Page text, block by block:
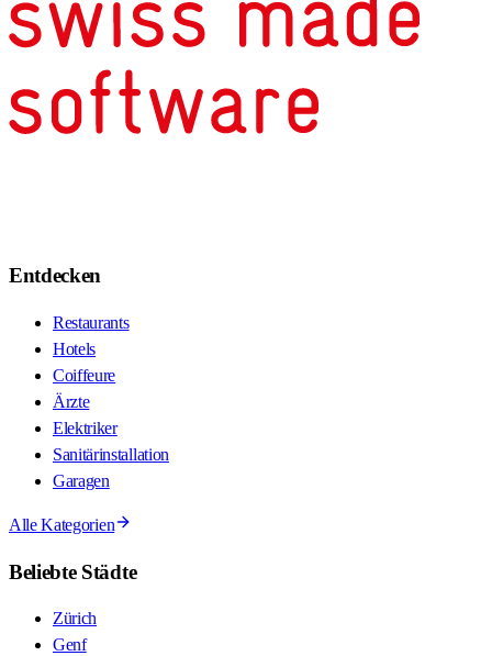
Entdecken
Restaurants
Hotels
Coiffeure
Ärzte
Elektriker
Sanitärinstallation
Garagen
Alle Kategorien
Beliebte Städte
Zürich
Genf